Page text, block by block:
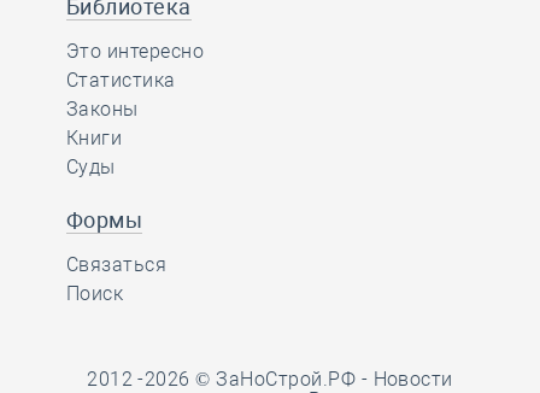
Библиотека
Это интересно
Статистика
Законы
Книги
Суды
Формы
Связаться
Поиск
2012 -2026 © ЗаНоСтрой.РФ - Новости